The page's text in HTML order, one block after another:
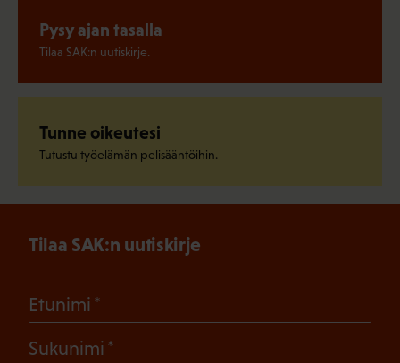
Pysy ajan tasalla
Tilaa SAK:n uutiskirje.
Tunne oikeutesi
Tutustu työelämän pelisääntöihin.
Tilaa SAK:n uutiskirje
Etunimi
Sukunimi